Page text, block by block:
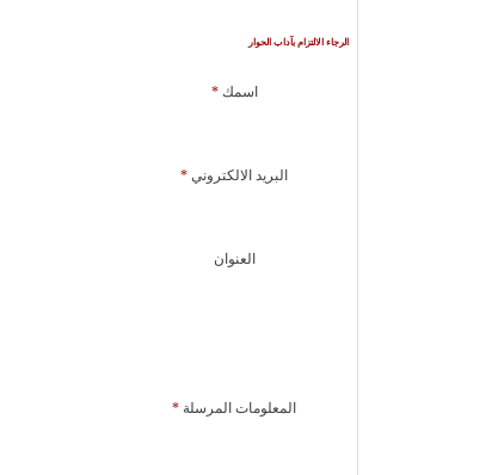
الرجاء الالتزام بآداب الحوار
اسمك*
البريد الالكتروني *
العنوان
المعلومات المرسلة *